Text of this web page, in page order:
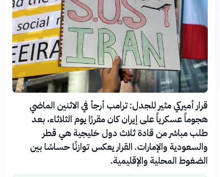
قرار أميركي مثير للجدل: ترامب أرجأ في الاثنين الماضي
هجوماً عسكرياً على إيران كان مقررًا يوم الثلاثاء، بعد
طلب مباشر من قادة ثلاث دول خليجية هي قطر
والسعودية والإمارات. القرار يعكس توازنًا حساسًا بين
الضغوط المحلية والإقليمية.